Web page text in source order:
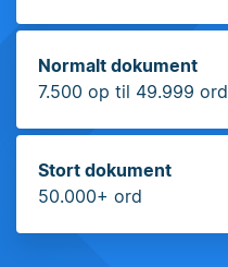
Normalt dokument
7.500 op til 49.999 ord
Stort dokument
50.000+ ord